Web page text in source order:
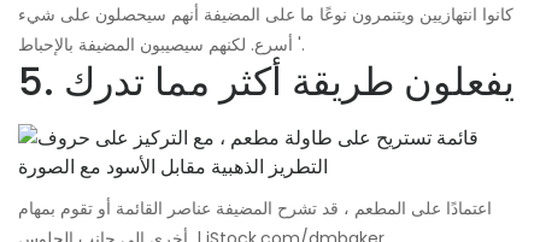
كانوا انتهازيين ويتنمرون نوعًا ما على المضيفة أنهم سيحصلون على شيء
أسرع. لكنهم سيصيبون المضيفة بالإحباط '.
5. يفعلون طريقة أكثر مما تدرك
اعتمادًا على المطعم ، قد تشرح المضيفة عناصر القائمة أو تقوم بمهام